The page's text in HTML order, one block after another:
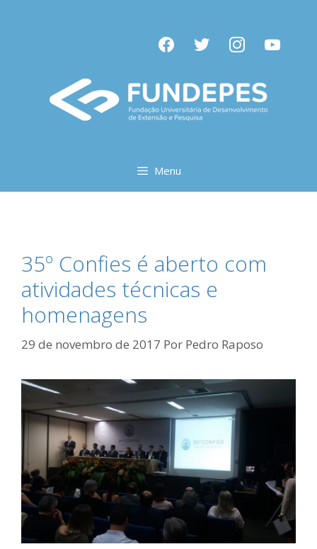
facebooktwitter instagramyoutube
Menu
35º Confies é aberto com
atividades técnicas e
homenagens
29 de novembro de 2017 Por Pedro Raposo